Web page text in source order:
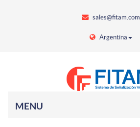
sales@fitam.com
Argentina
MENU